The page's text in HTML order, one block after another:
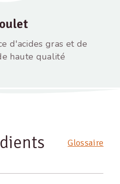
d'acides gras et de
haute qualité
Glossaire